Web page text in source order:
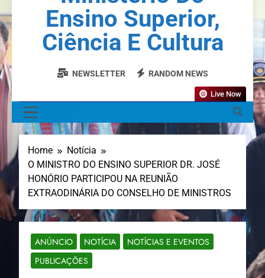
Ensino Superior,
Ciência E Cultura
NEWSLETTER RANDOM NEWS
Live Now
Home
Notícia
O MINISTRO DO ENSINO SUPERIOR DR. JOSÉ
HONÓRIO PARTICIPOU NA REUNIÃO
EXTRAODINÁRIA DO CONSELHO DE MINISTROS
ANÚNCIO NOTÍCIA
NOTÍCIAS E EVENTOS
PUBLICAÇÕES